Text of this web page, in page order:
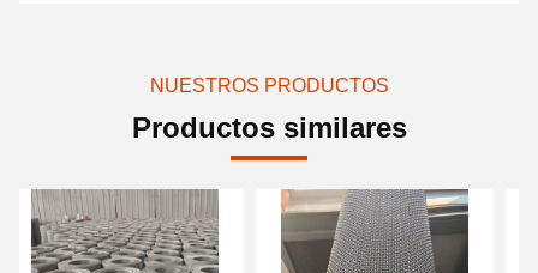
NUESTROS PRODUCTOS
Productos similares